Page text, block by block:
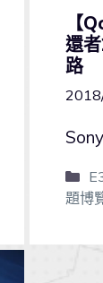
【
還
路
題博